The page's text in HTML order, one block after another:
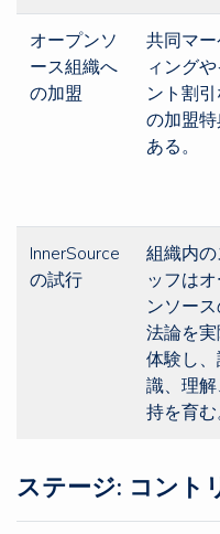
オープンソ
ース組織へ
の加盟
共同マ
ィング
ント割
の加盟
ある。
InnerSource
の試行
組織内の
ッフは
ンソー
法論を
体験し
識、理
持を育む
ステージ: コント